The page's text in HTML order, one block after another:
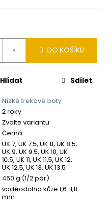
DO KOŠÍKU
Nízké trekové boty
2 roky
Zvolte variantu
Černá
UK 7, UK 7.5, UK 8, UK 8.5,
UK 9, UK 9.5, UK 10, UK
10.5, UK 11, UK 11.5, UK 12,
UK 12.5, UK 13, UK 13.5
450 g (1/2 pár)
voděodolná kůže 1,6-1,8
mm
Hlídat Sdílet